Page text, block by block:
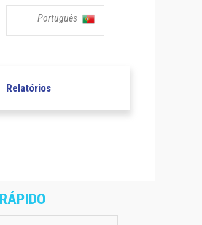
Português
Relatórios